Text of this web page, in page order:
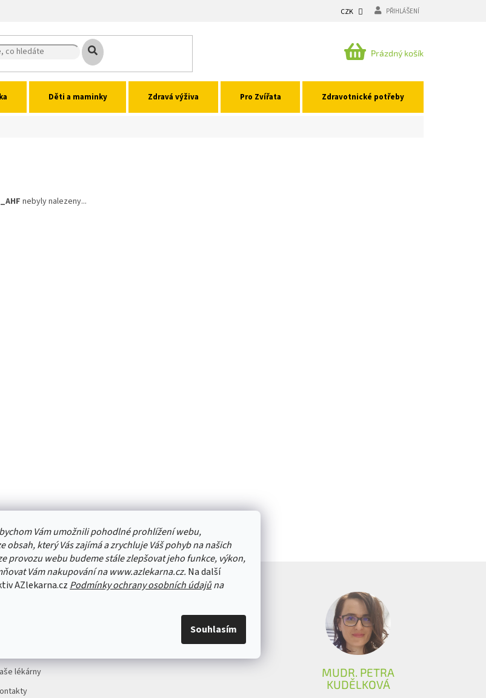
Vám umožnili pohodlné prohlížení webu,
obsah, který Vás zajímá a zrychluje Váš pohyb na našich
provozu webu budeme stále zlepšovat jeho funkce, výkon,
Vám nakupování na www.azlekarna.cz. Na další
AZlekarna.cz Podmínky ochrany osobních údajůna
Souhlasím
CZK PŘIHLÁŠENÍ
NÁKUPNÍ
Prázdný košík
Děti a maminky Zdravá výživa Pro Zvířata Zdravotnické potřeby
_AHF nebyly nalezeny...
lékárny
MUDR. PETRA
KUDĚLKOVÁ